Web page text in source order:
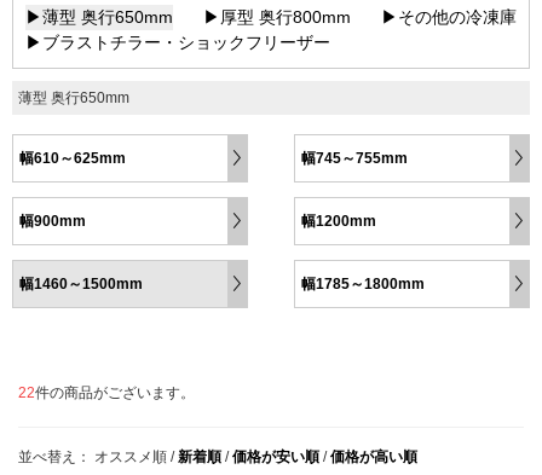
▶薄型 奥行650mm ▶厚型 奥行800mm
▶その他の冷凍庫
▶ブラストチラー・ショックフリーザー
薄型 奥行650mm
幅610～625mm 幅745～755mm
幅900mm 幅1200mm
幅1460～1500mm 幅1785～1800mm
22件の商品がございます。
並べ替え： オススメ順 /新着順 /価格が安い順 /価格が高い順